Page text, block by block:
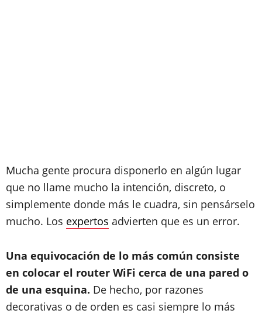
Mucha gente procura disponerlo en algún lugar
que no llame mucho la intención, discreto, o
simplemente donde más le cuadra, sin pensárselo
mucho. Los expertos advierten que es un error.
Una equivocación de lo más común consiste
en colocar el router WiFi cerca de una pared o
de una esquina. De hecho, por razones
decorativas o de orden es casi siempre lo más